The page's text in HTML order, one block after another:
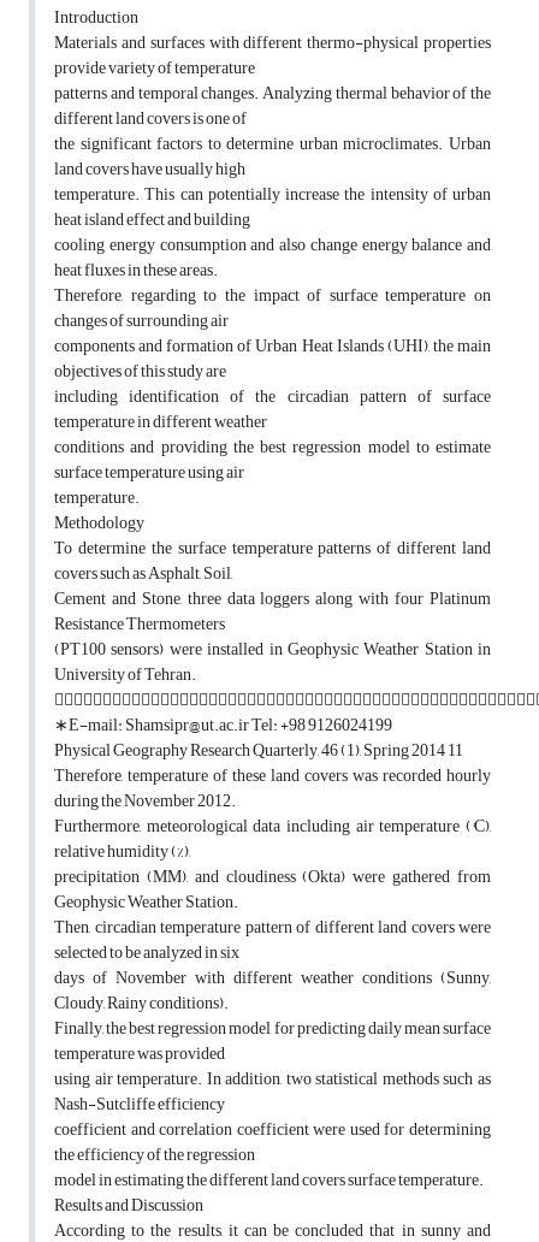
Introduction
Materials and surfaces with different thermo-physical properties
provide variety of temperature
patterns and temporal changes. Analyzing thermal behavior of the
different land covers is one of
the significant factors to determine urban microclimates. Urban
land covers have usually high
temperature. This can potentially increase the intensity of urban
heat island effect and building
cooling energy consumption and also change energy balance and
heat fluxes in these areas.
Therefore, regarding to the impact of surface temperature on
changes of surrounding air
components and formation of Urban Heat Islands (UHI), the main
objectives of this study are
including identification of the circadian pattern of surface
temperature in different weather
conditions and providing the best regression model to estimate
surface temperature using air
temperature.
Methodology
To determine the surface temperature patterns of different land
covers such as Asphalt, Soil,
Cement and Stone, three data loggers along with four Platinum
Resistance Thermometers
(PT100 sensors) were installed in Geophysic Weather Station in
University of Tehran.
∗E-mail: Shamsipr@ut.ac.ir Tel: +98 9126024199
Physical Geography Research Quarterly, 46 (1), Spring 2014 11
Therefore, temperature of these land covers was recorded hourly
during the November 2012.
Furthermore, meteorological data including air temperature (°C),
relative humidity (%),
precipitation (MM), and cloudiness (Okta) were gathered from
Geophysic Weather Station.
Then, circadian temperature pattern of different land covers were
selected to be analyzed in six
days of November with different weather conditions (Sunny,
Cloudy, Rainy conditions).
Finally, the best regression model for predicting daily mean surface
temperature was provided
using air temperature. In addition, two statistical methods such as
Nash-Sutcliffe efficiency
coefficient and correlation coefficient were used for determining
the efficiency of the regression
model in estimating the different land covers surface temperature.
Results and Discussion
According to the results, it can be concluded that in sunny and